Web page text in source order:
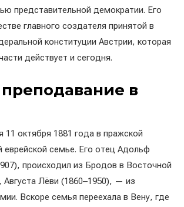
представительной демократии. Его
главного создателя принятой в
конституции Австрии, которая
действует и сегодня.
в
11 октября 1881 года в пражской
еврейской семье. Его отец Адольф
происходил из Бродов в Восточной
Августа Лёви (1860–1950), — из
Вскоре семья переехала в Вену, где